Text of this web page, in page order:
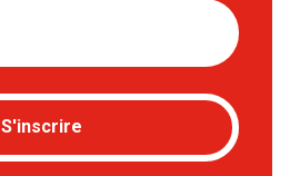
S'inscrire